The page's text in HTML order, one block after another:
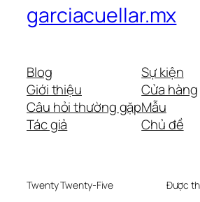
garciacuellar.mx
Blog
Giới thiệu
Câu hỏi thường gặp
Tác giả
Sự kiện
Cửa hàng
Mẫu
Chủ đề
Twenty Twenty-Five Được